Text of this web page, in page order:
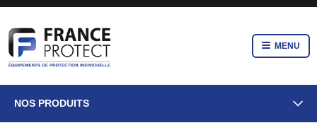
MENU
NOS PRODUITS